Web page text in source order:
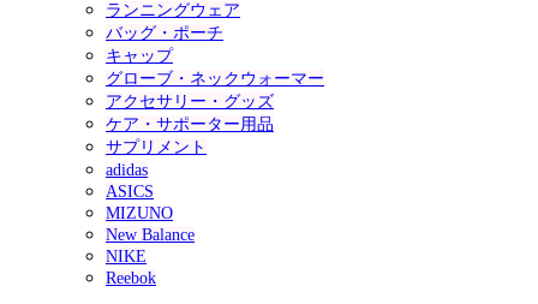
ランニングウェア
バッグ・ポーチ
キャップ
グローブ・ネックウォーマー
アクセサリー・グッズ
ケア・サポーター用品
サプリメント
adidas
ASICS
MIZUNO
New Balance
NIKE
Reebok